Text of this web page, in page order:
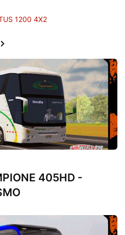
1200 4X2
405HD -